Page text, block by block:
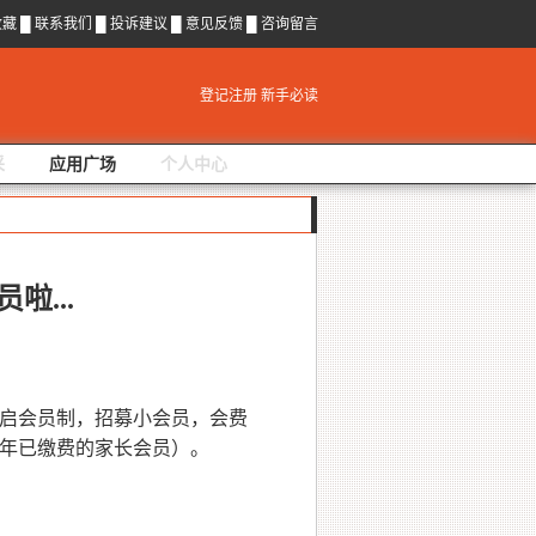
联系我们 投诉建议 意见反馈 咨询留言
登记注册 新手必读
应用广场 个人中心
啦...
员制，招募小会员，会费
已缴费的家长会员）。